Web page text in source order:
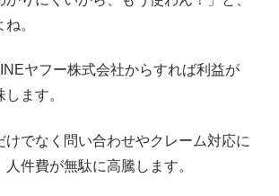
。
ヤフー株式会社からすれば利益が
ます。
けでなく問い合わせやクレーム対応に
人件費が無駄に高騰します。